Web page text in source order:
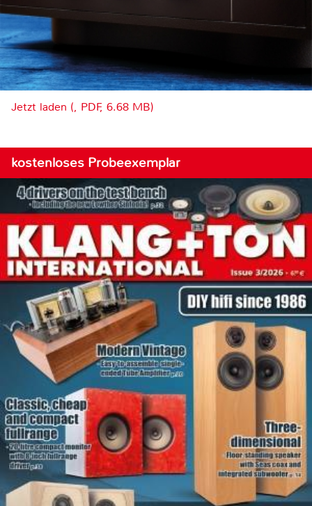
Jetzt laden (, PDF, 6.68 MB)
kostenloses Probeexemplar